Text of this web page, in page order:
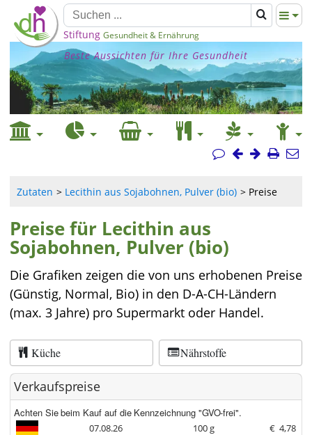
Stiftung Gesundheit & Ernährung
Beste Aussichten für Ihre Gesundheit
Zutaten Lecithin aus Sojabohnen, Pulver (bio) Preise
Preise für Lecithin aus
Sojabohnen, Pulver (bio)
Die Grafiken zeigen die von uns erhobenen Preise
(Günstig, Normal, Bio) in den D-A-CH-Ländern
(max. 3 Jahre) pro Supermarkt oder Handel.
Küche Nährstoffe
Verkaufspreise
Achten Sie beim Kauf auf die Kennzeichnung "GVO-frei".
07.08.26 100 g € 4,78